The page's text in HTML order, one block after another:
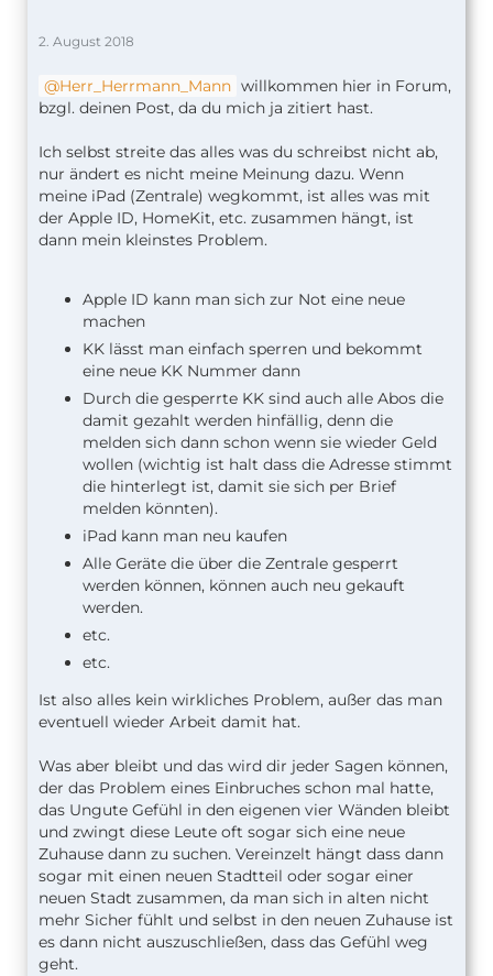
2. August 2018
Herr_Herrmann_Mann willkommen hier in Forum,
bzgl. deinen Post, da du mich ja zitiert hast.
Ich selbst streite das alles was du schreibst nicht ab,
nur ändert es nicht meine Meinung dazu. Wenn
meine iPad (Zentrale) wegkommt, ist alles was mit
der Apple ID, HomeKit, etc. zusammen hängt, ist
dann mein kleinstes Problem.
Apple ID kann man sich zur Not eine neue
machen
KK lässt man einfach sperren und bekommt
eine neue KK Nummer dann
Durch die gesperrte KK sind auch alle Abos die
damit gezahlt werden hinfällig, denn die
melden sich dann schon wenn sie wieder Geld
wollen (wichtig ist halt dass die Adresse stimmt
die hinterlegt ist, damit sie sich per Brief
melden könnten).
iPad kann man neu kaufen
Alle Geräte die über die Zentrale gesperrt
werden können, können auch neu gekauft
werden.
etc.
etc.
Ist also alles kein wirkliches Problem, außer das man
eventuell wieder Arbeit damit hat.
Was aber bleibt und das wird dir jeder Sagen können,
der das Problem eines Einbruches schon mal hatte,
das Ungute Gefühl in den eigenen vier Wänden bleibt
und zwingt diese Leute oft sogar sich eine neue
Zuhause dann zu suchen. Vereinzelt hängt dass dann
sogar mit einen neuen Stadtteil oder sogar einer
neuen Stadt zusammen, da man sich in alten nicht
mehr Sicher fühlt und selbst in den neuen Zuhause ist
es dann nicht auszuschließen, dass das Gefühl weg
geht.